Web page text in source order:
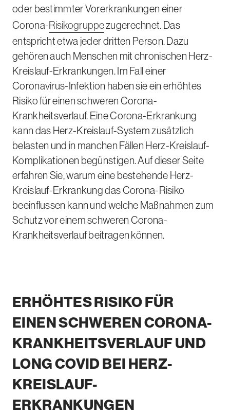
oder bestimmter Vorerkrankungen einer
Corona-Risikogruppezugerechnet. Das
entspricht etwa jeder dritten Person. Dazu
gehören auch Menschen mit chronischen Herz-
Kreislauf-Erkrankungen. Im Fall einer
Coronavirus-Infektion haben sie ein erhöhtes
Risiko für einen schweren Corona-
Krankheitsverlauf. Eine Corona-Erkrankung
kann das Herz-Kreislauf-System zusätzlich
belasten und in manchen Fällen Herz-Kreislauf-
Komplikationen begünstigen. Auf dieser Seite
erfahren Sie, warum eine bestehende Herz-
Kreislauf-Erkrankung das Corona-Risiko
beeinflussen kann und welche Maßnahmen zum
Schutz vor einem schweren Corona-
Krankheitsverlauf beitragen können.
ERHÖHTES RISIKO FÜR
EINEN SCHWEREN CORONA-
KRANKHEITSVERLAUF UND
LONG COVID BEI HERZ-
KREISLAUF-
ERKRANKUNGEN